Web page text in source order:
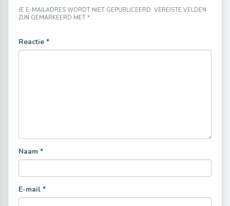
JE E-MAILADRES WORDT NIET GEPUBLICEERD. VEREISTE VELDEN
ZIJN GEMARKEERD MET *
Reactie *
Naam *
E-mail *